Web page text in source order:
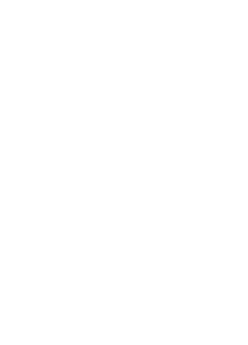
寻找神秘宝藏归还
，就想安安稳稳陪妹妹结婚。结果妹妹在老剧院求婚后直接被邪灵缠
人胆寒！时局动荡
报名了名为 “恶魔之口” 的偏远洞穴潜水游览。此前
的存在所纠缠，这个存在会以他们最想要的那个人——也就是彼此——